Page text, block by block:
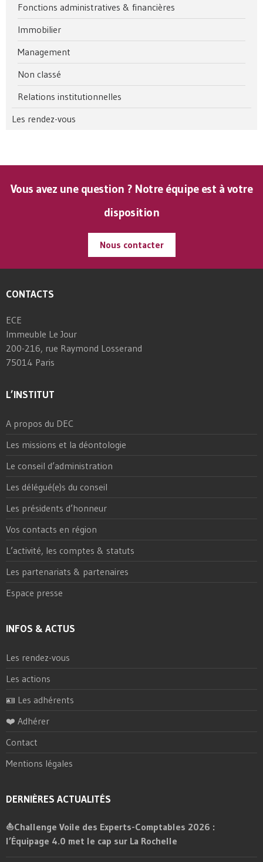
Fonctions administratives & financières
Immobilier
Management
Non classé
Relations institutionnelles
Les rendez-vous
Vous avez une question ? Notre équipe est à votre
disposition
Nous contacter
CONTACTS
ECE
Immeuble Le Jour
200-216, rue Raymond Losserand
75014 Paris
L’INSTITUT
A propos du DEC
Les missions et la déontologie
Le conseil d’administration
Les délégué(e)s du conseil
Les présidents d’honneur
Vos contacts en région
L’activité, les comptes & statuts
Les partenariats & partenaires
Espace presse
INFOS & ACTUS
Les rendez-vous
Les actions
🪪 Les adhérents
❤️ Adhérer
Contact
Mentions légales
DERNIÈRES ACTUALITÉS
⛵Challenge Voile des Experts-Comptables 2026 :
l’Équipage 4.0 met le cap sur La Rochelle